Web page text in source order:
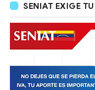
SENIAT EXIGE